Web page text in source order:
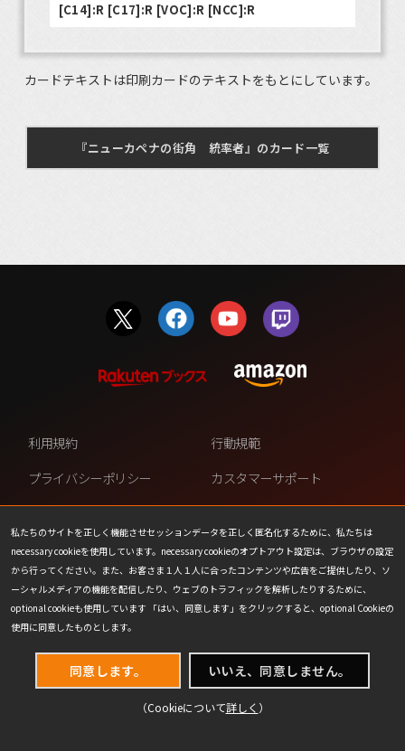
[C14]:R [C17]:R [VOC]:R [NCC]:R
カードテキストは印刷カードのテキストをもとにしています。
『ニューカペナの街角 統率者』のカード一覧
私たちのサイトを正しく機能させセッションデータを正しく匿名化するために、私たちは
necessary cookieを使用しています。necessary cookieのオプトアウト設定は、ブラウザの設定
から行ってください。また、お客さま１人１人に合ったコンテンツや広告をご提供したり、ソ
ーシャルメディアの機能を配信したり、ウェブのトラフィックを解析したりするために、
optional cookieも使用しています 「はい、同意します」をクリックすると、optional Cookieの
使用に同意したものとします。
同意します。 いいえ、同意しません。
（Cookieについて詳しく ）
利用規約
行動規範
プライバシーポリシー
カスタマーサポート
ファンコンテンツ・ポリシー
個人情報の販売や共有を許可し
ない
COOKIE
プレスリリース
会社情報
お問い合わせ